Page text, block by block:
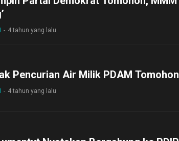
4 tahun yang lalu
Pencurian Air Milik PDAM Tomohon
4 tahun yang lalu